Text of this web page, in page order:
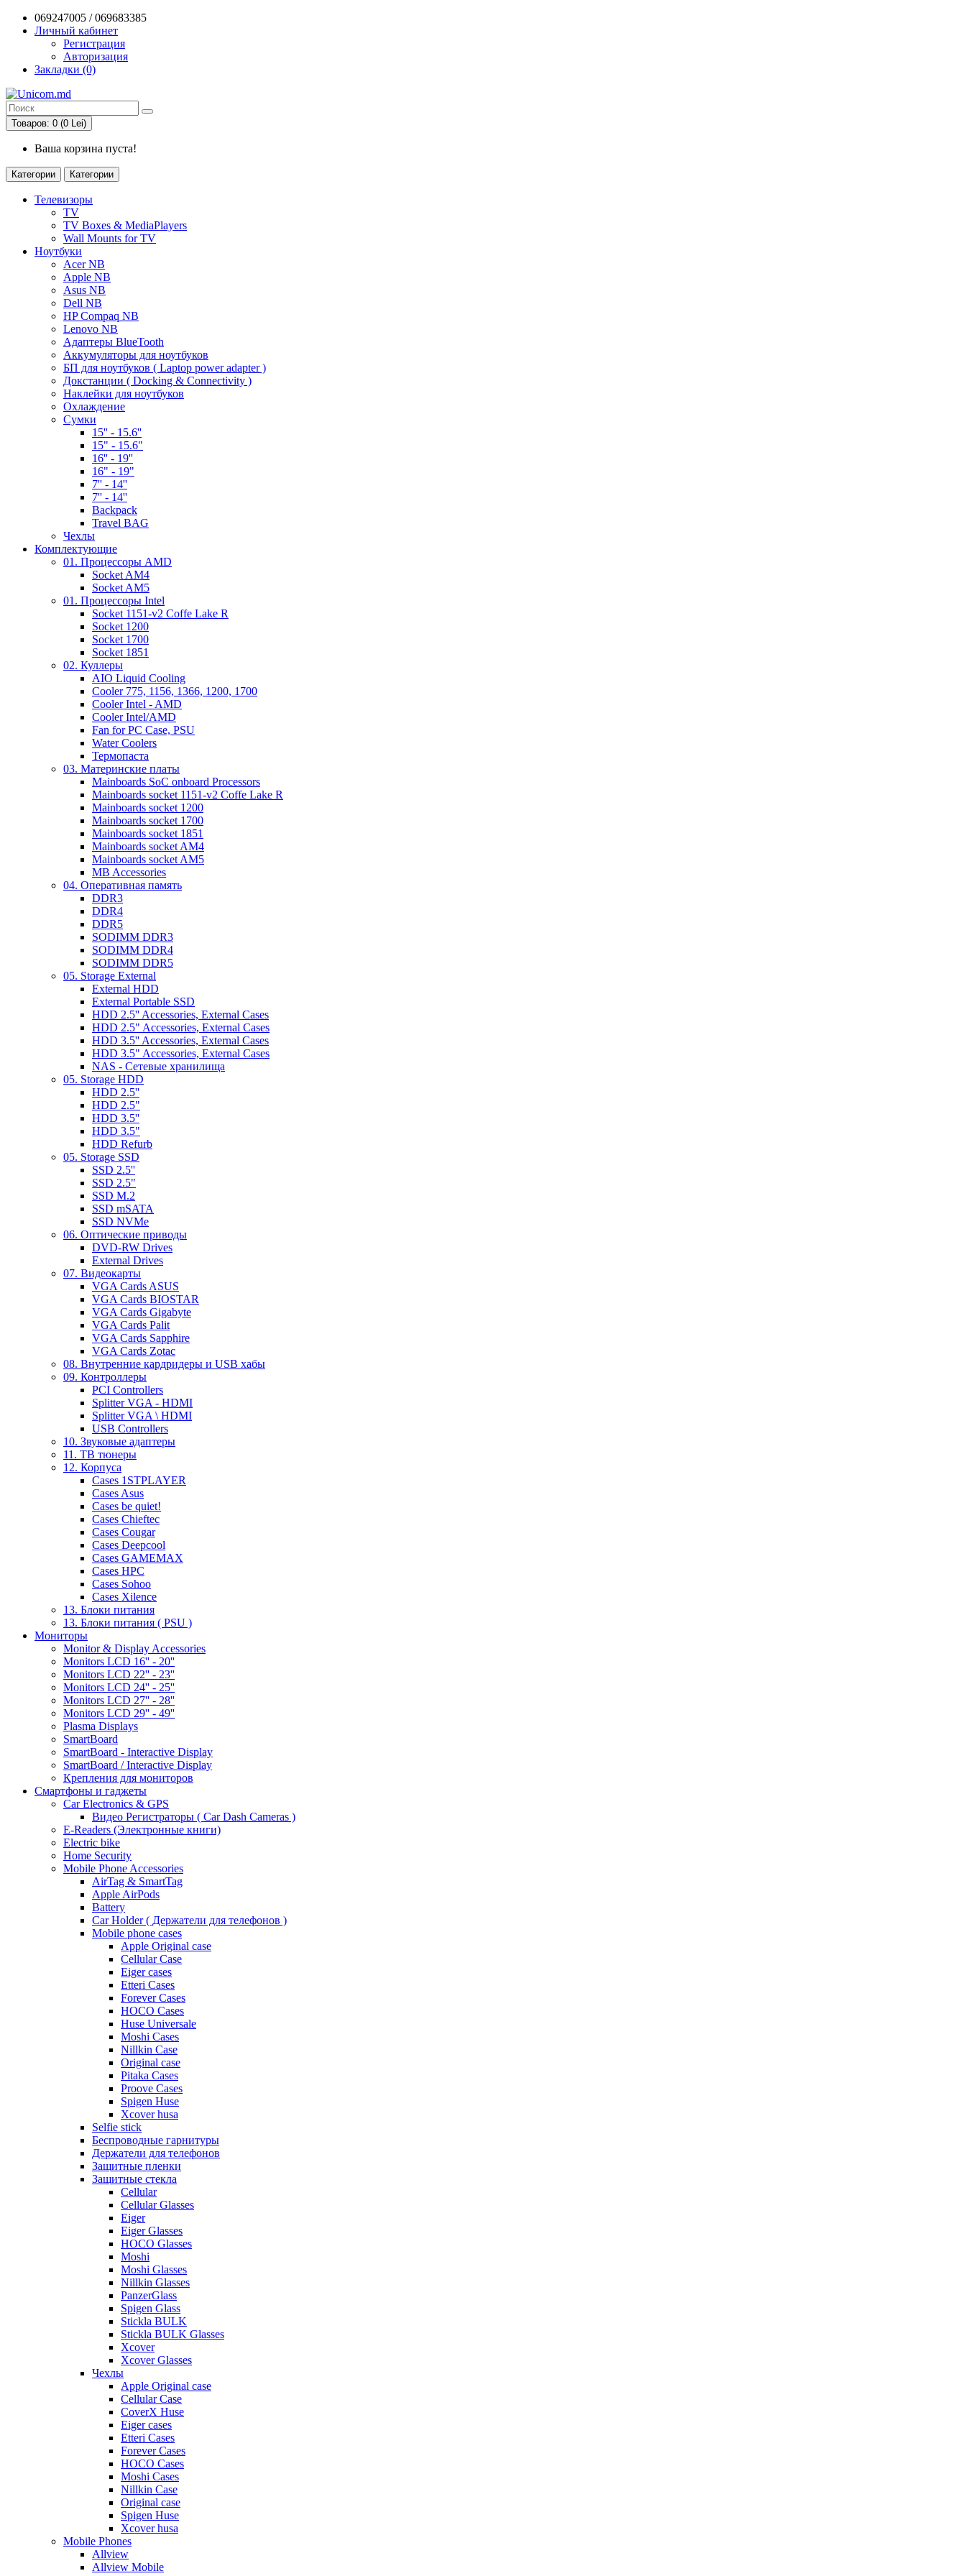
069247005 / 069683385
Личный кабинет
Регистрация
Авторизация
Закладки (0)
Товаров: 0 (0 Lei)
Ваша корзина пуста!
Категории Категории
Телевизоры
TV
TV Boxes & MediaPlayers
Wall Mounts for TV
Ноутбуки
Acer NB
Apple NB
Asus NB
Dell NB
HP Compaq NB
Lenovo NB
Адаптеры BlueTooth
Аккумуляторы для ноутбуков
БП для ноутбуков ( Laptop power adapter )
Докстанции ( Docking & Connectivity )
Наклейки для ноутбуков
Охлаждение
Сумки
15'' - 15.6''
15" - 15.6"
16'' - 19''
16" - 19"
7'' - 14''
7'' - 14''
Backpack
Travel BAG
Чехлы
Комплектующие
01. Процессоры AMD
Socket AM4
Socket AM5
01. Процессоры Intel
Socket 1151-v2 Coffe Lake R
Socket 1200
Socket 1700
Socket 1851
02. Куллеры
AIO Liquid Cooling
Cooler 775, 1156, 1366, 1200, 1700
Cooler Intel - AMD
Cooler Intel/AMD
Fan for PC Case, PSU
Water Coolers
Термопаста
03. Материнские платы
Mainboards SoC onboard Processors
Mainboards socket 1151-v2 Coffe Lake R
Mainboards socket 1200
Mainboards socket 1700
Mainboards socket 1851
Mainboards socket AM4
Mainboards socket AM5
MB Accessories
04. Оперативная память
DDR3
DDR4
DDR5
SODIMM DDR3
SODIMM DDR4
SODIMM DDR5
05. Storage External
External HDD
External Portable SSD
HDD 2.5'' Accessories, External Cases
HDD 2.5" Accessories, External Cases
HDD 3.5'' Accessories, External Cases
HDD 3.5" Accessories, External Cases
NAS - Сетевые хранилища
05. Storage HDD
HDD 2.5''
HDD 2.5"
HDD 3.5''
HDD 3.5"
HDD Refurb
05. Storage SSD
SSD 2.5''
SSD 2.5"
SSD M.2
SSD mSATA
SSD NVMe
06. Оптические приводы
DVD-RW Drives
External Drives
07. Видеокарты
VGA Cards ASUS
VGA Cards BIOSTAR
VGA Cards Gigabyte
VGA Cards Palit
VGA Cards Sapphire
VGA Cards Zotac
08. Внутренние кардридеры и USB хабы
09. Контроллеры
PCI Controllers
Splitter VGA - HDMI
Splitter VGA \ HDMI
USB Controllers
10. Звуковые адаптеры
11. ТВ тюнеры
12. Корпуса
Cases 1STPLAYER
Cases Asus
Cases be quiet!
Cases Chieftec
Cases Cougar
Cases Deepcool
Cases GAMEMAX
Cases HPC
Cases Sohoo
Cases Xilence
13. Блоки питания
13. Блоки питания ( PSU )
Мониторы
Monitor & Display Accessories
Monitors LCD 16'' - 20''
Monitors LCD 22'' - 23''
Monitors LCD 24'' - 25''
Monitors LCD 27'' - 28''
Monitors LCD 29'' - 49''
Plasma Displays
SmartBoard
SmartBoard - Interactive Display
SmartBoard / Interactive Display
Крепления для мониторов
Смартфоны и гаджеты
Car Electronics & GPS
Видео Регистраторы ( Car Dash Cameras )
E-Readers (Электронные книги)
Electric bike
Home Security
Mobile Phone Accessories
AirTag & SmartTag
Apple AirPods
Battery
Car Holder ( Держатели для телефонов )
Mobile phone cases
Apple Original case
Cellular Case
Eiger cases
Etteri Cases
Forever Cases
HOCO Cases
Huse Universale
Moshi Cases
Nillkin Case
Original case
Pitaka Cases
Proove Cases
Spigen Huse
Xcover husa
Selfie stick
Беспроводные гарнитуры
Держатели для телефонов
Защитные пленки
Защитные стекла
Cellular
Cellular Glasses
Eiger
Eiger Glasses
HOCO Glasses
Moshi
Moshi Glasses
Nillkin Glasses
PanzerGlass
Spigen Glass
Stickla BULK
Stickla BULK Glasses
Xcover
Xcover Glasses
Чехлы
Apple Original case
Cellular Case
CoverX Huse
Eiger cases
Etteri Cases
Forever Cases
HOCO Cases
Moshi Cases
Nillkin Case
Original case
Spigen Huse
Xcover husa
Mobile Phones
Allview
Allview Mobile